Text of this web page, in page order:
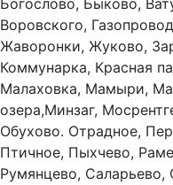
Богослово, Быково,
Воровского,
Жаворонки, Жуково,
Коммунарка, Красная
Малаховка, Мамыри,
озера,Минзаг,
Обухово. Отрадное,
Птичное, Пыхчево,
Румянцево,